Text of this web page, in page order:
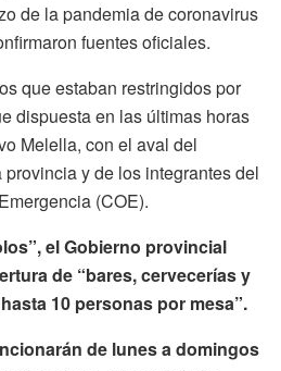
de la pandemia de coronavirus
fuentes oficiales.
que estaban restringidos por
dispuesta en las últimas horas
Melella, con el aval del
y de los integrantes del
(COE).
el Gobierno provincial
de “bares, cervecerías y
10 personas por mesa”.
de lunes a domingos